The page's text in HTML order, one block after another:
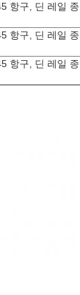
항구, 딘 레일 종
항구, 딘 레일 종
항구, 딘 레일 종